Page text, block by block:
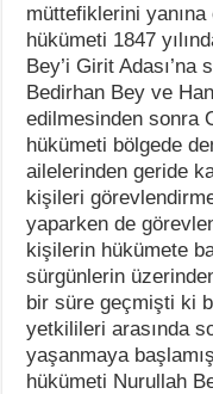
müttefiklerini
hükümeti 1847
Bey’i Girit Adası’na
Bedirhan Bey ve
edilmesinden sonra
hükümeti bölgede
ailelerinden geride
kişileri
yaparken de
kişilerin hükümete
sürgünlerin
bir süre geçmişti ki
yetkilileri arasında
yaşanmaya
hükümeti Nurullah